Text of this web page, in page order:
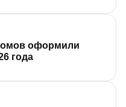
оформили
года